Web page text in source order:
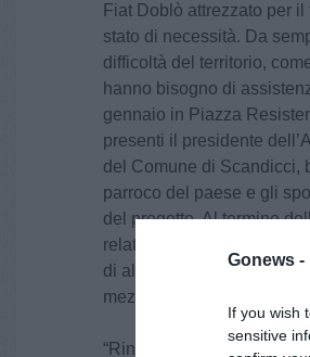
Gonews -
If you wish
sensitive
Fiat Doblò attrezzato per
stato di necessità. Da
difficoltà del territorio,
hanno bisogno di
gennaio in Piazza
presenti il presidente
del Comune di Scandicci,
parroco del paese e gli
del progetto. Al termine
relativo proprio elle attività
di alcuni volontari. Dulcis
mezzo da parte del
“Ringrazio di cuore tutti